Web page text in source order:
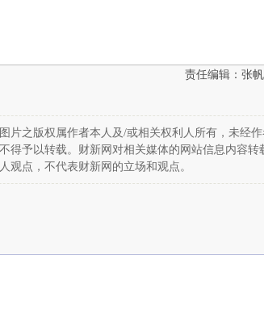
责任编辑：张
片之版权属作者本人及/或相关权利人所有，未经作
得予以转载。财新网对相关媒体的网站信息内容转
观点，不代表财新网的立场和观点。